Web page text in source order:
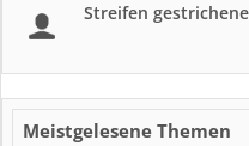
Streifen
Meistgelesene Themen